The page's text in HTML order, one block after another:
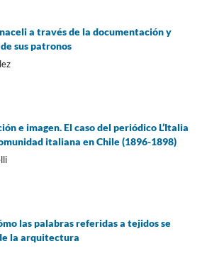
a través de la documentación y
sus patronos
e imagen. El caso del periódico L’Italia
italiana en Chile (1896-1898)
las palabras referidas a tejidos se
la arquitectura